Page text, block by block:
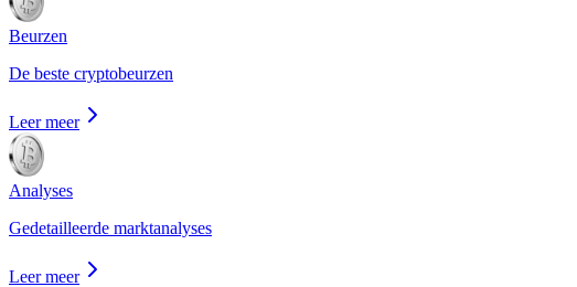
Beurzen
De beste cryptobeurzen
Leer meer
Analyses
Gedetailleerde marktanalyses
Leer meer